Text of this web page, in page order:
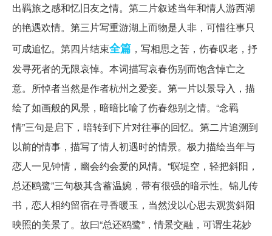
出羁旅之感和忆旧友之情。第二片叙述当年和情人游西湖
的艳遇欢情。第三片写重游湖上而物是人非，可惜往事只
可成追忆。第四片结束全篇 ，写相思之苦，伤春叹老，抒
发寻死者的无限哀悼。本词描写哀春伤别而饱含悼亡之
意。所悼者当然是作者杭州之爱妾。第一片以景导入，描
绘了如画般的风景，暗暗比喻了伤春怨别之情。“念羁
情”三句是启下，暗转到下片对往事的回忆。第二片追溯到
以前的情事，描写了情人初遇时的情景。极力描绘当年与
恋人一见钟情，幽会约会爱的风情。“暝堤空，轻把斜阳，
总还鸥鹭”三句极其含蓄温婉，带有很强的暗示性。锦儿传
书，恋人相约留宿在寻香暖玉，当然没以心思去观赏斜阳
映照的美景了。故曰“总还鸥鹭”，情景交融，可谓生花妙